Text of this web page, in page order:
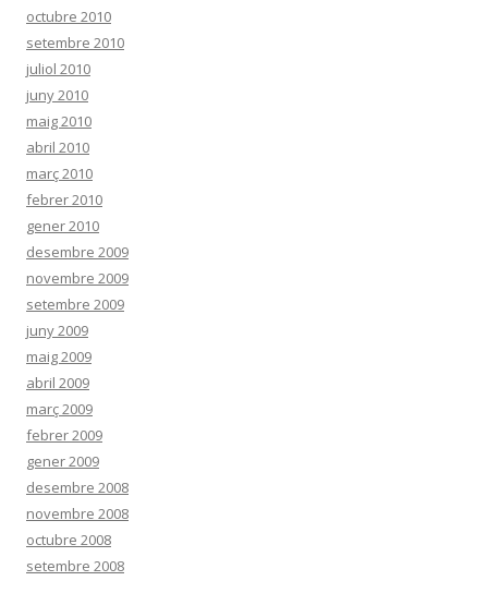
octubre 2010
setembre 2010
juliol 2010
juny 2010
maig 2010
abril 2010
març 2010
febrer 2010
gener 2010
desembre 2009
novembre 2009
setembre 2009
juny 2009
maig 2009
abril 2009
març 2009
febrer 2009
gener 2009
desembre 2008
novembre 2008
octubre 2008
setembre 2008